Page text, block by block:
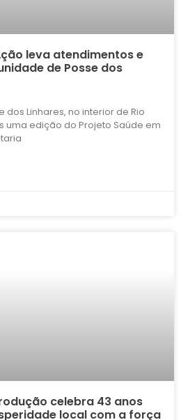
leva atendimentos e
de Posse dos
Linhares, no interior de Rio
uma edição do Projeto Saúde em
celebra 43 anos
local com a força